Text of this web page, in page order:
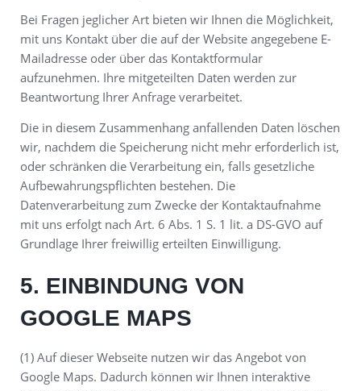
Bei Fragen jeglicher Art bieten wir Ihnen die Möglichkeit,
mit uns Kontakt über die auf der Website angegebene E-
Mailadresse oder über das Kontaktformular
aufzunehmen. Ihre mitgeteilten Daten werden zur
Beantwortung Ihrer Anfrage verarbeitet.
Die in diesem Zusammenhang anfallenden Daten löschen
wir, nachdem die Speicherung nicht mehr erforderlich ist,
oder schränken die Verarbeitung ein, falls gesetzliche
Aufbewahrungspflichten bestehen. Die
Datenverarbeitung zum Zwecke der Kontaktaufnahme
mit uns erfolgt nach Art. 6 Abs. 1 S. 1 lit. a DS-GVO auf
Grundlage Ihrer freiwillig erteilten Einwilligung.
5. EINBINDUNG VON
GOOGLE MAPS
(1) Auf dieser Webseite nutzen wir das Angebot von
Google Maps. Dadurch können wir Ihnen interaktive